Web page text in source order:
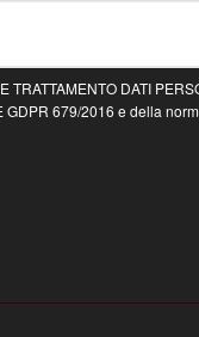
TRATTAMENTO DATI
GDPR 679/2016 e della